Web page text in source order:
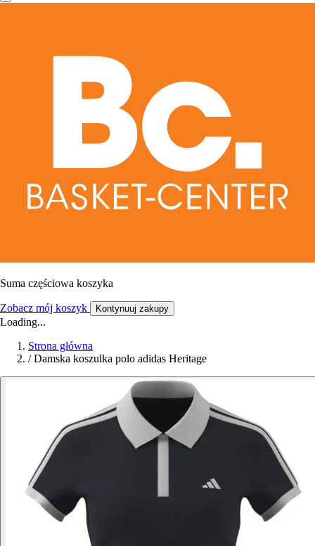
Suma częściowa koszyka
Zobacz mój koszyk Kontynuuj zakupy
Loading...
Strona główna
/ Damska koszulka polo adidas Heritage